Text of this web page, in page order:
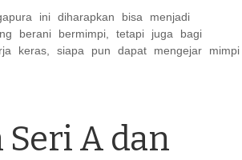
ini diharapkan bisa menjadi
berani bermimpi, tetapi juga bagi
keras, siapa pun dapat mengejar mimpi
A dan